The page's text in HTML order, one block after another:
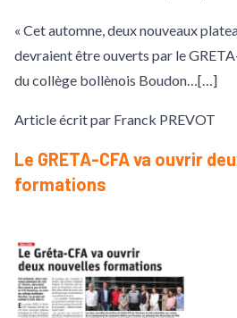
« Cet automne, deux nouveaux
devraient être ouverts par le
du collège bollènois Boudon…[…]
Article écrit par Franck PREVOT
Le GRETA-CFA va ouvrir
formations